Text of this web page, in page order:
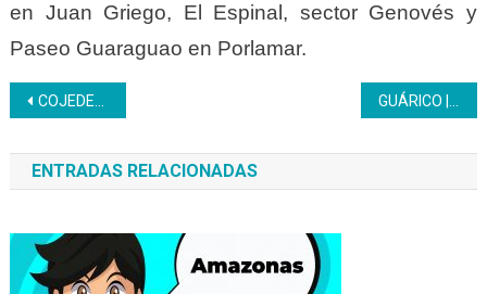
en Juan Griego, El Espinal, sector Genovés y
Paseo Guaraguao en Porlamar.
Navegación
de
entradas
COJEDES | Participantes realizan recorrido ecopatrimonial en la ciudad de San Carlos GUÁRICO | El Inces reconoce la soberanía territorial histórica del Esequibo.
ENTRADAS RELACIONADAS